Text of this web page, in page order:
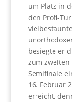
um Platz in
den Profi-
besiegte er
zum
Semifinale
16. Februar
erreicht,